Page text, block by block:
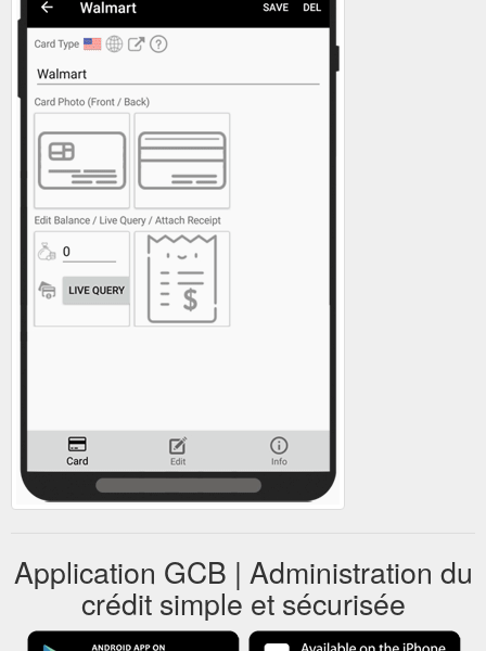
Application GCB | Administration du
crédit simple et sécurisée